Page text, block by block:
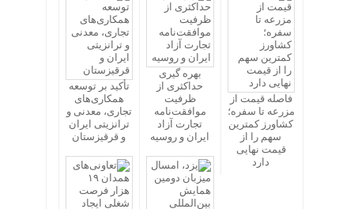
فاصله قیمت از
مزرعه تا سفره؛
کشاورز کمترین
سهم را از
قیمت نهایی
دارد
بهره گیری
حداکثری از
ظرفیت
موافقت‌نامه
تجارت آزاد
ایران و روسیه
تأکید بر توسعه
همکاری‌های
تجاری، معدنی و
ترانزیتی ایران
و قرقیزستان